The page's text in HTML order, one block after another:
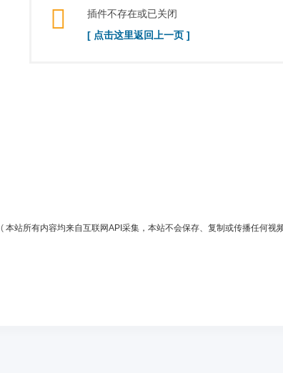
插件不存在或已关闭
[ 点击这里返回上一页 ]
( 本站所有内容均来自互联网API采集，本站不会保存、复制或传播任何